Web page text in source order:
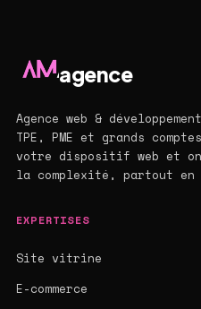
agence
Agence web &
TPE, PME et grands
votre dispositif web et
la complexité, partout en
EXPERTISES
Site vitrine
E-commerce